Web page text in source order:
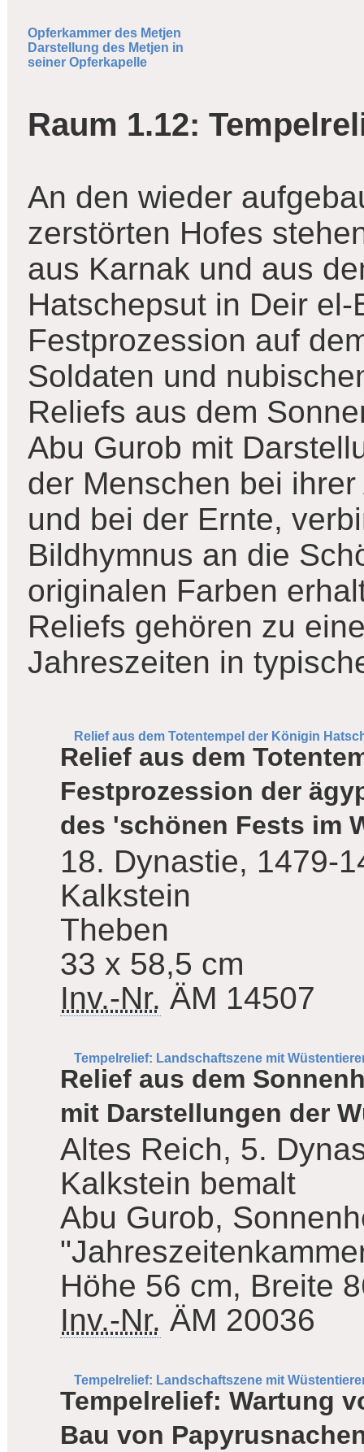
Opferkammer des Metjen
Darstellung des Metjen in
seiner Opferkapelle
Raum 1.12:
An den wieder
zerstörten Hofes
aus Karnak und aus
Hatschepsut in Deir
Festprozession auf
Soldaten und
Reliefs aus dem
Abu Gurob mit
der Menschen bei
und bei der Ernte,
Bildhymnus an die
originalen Farben
Reliefs gehören zu
Jahreszeiten in
Relief aus dem Totentempel der Königin
Relief aus dem
Festprozession der
des 'schönen Fests im
18. Dynastie, 1479-
Kalkstein
Theben
33 x 58,5 cm
Inv.-Nr. ÄM 14507
Tempelrelief: Landschaftszene mit
Relief aus dem
mit Darstellungen der
Altes Reich, 5.
Kalkstein bemalt
Abu Gurob,
Höhe 56 cm, Breite
Inv.-Nr. ÄM 20036
Tempelrelief: Landschaftszene mit
Tempelrelief: Wartung
Bau von